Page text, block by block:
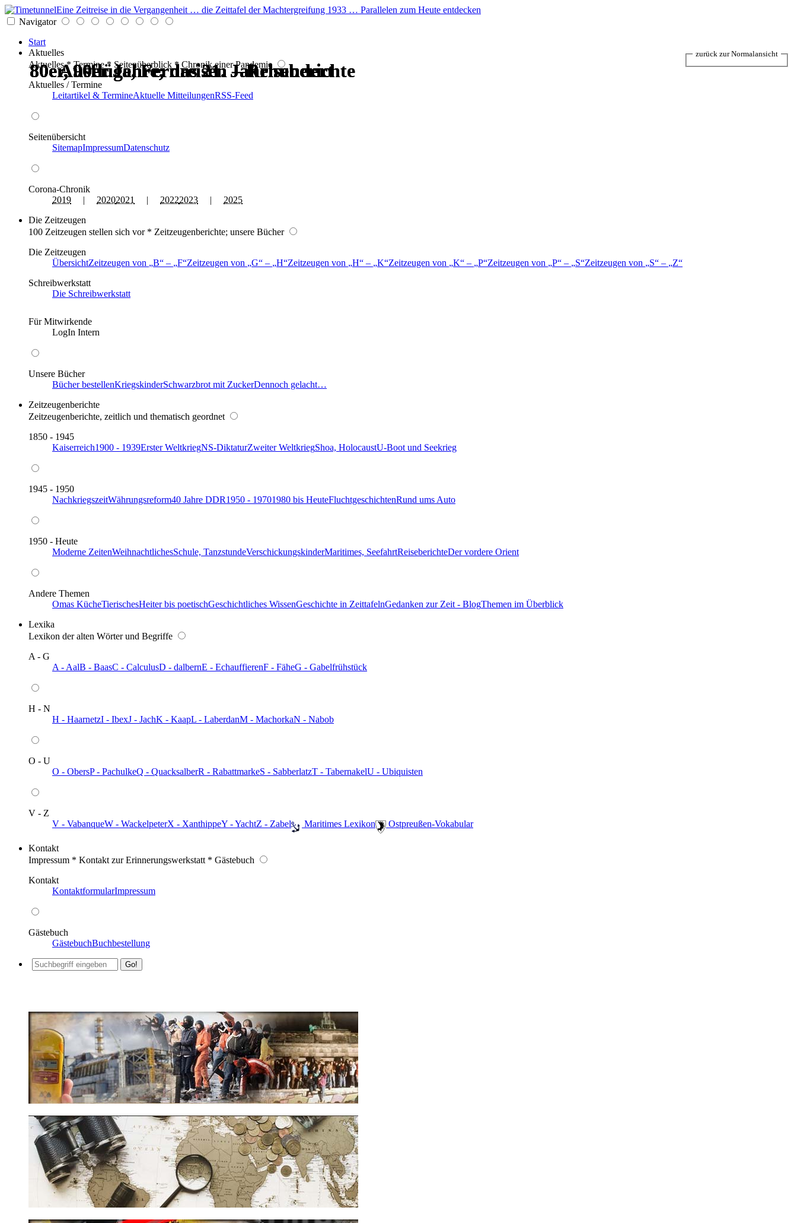
Eine Zeitreise in die Vergangenheit … die Zeittafel der Machtergreifung 1933 … Parallelen zum Heute entdecken
Navigator
Start
Aktuelles
Aktuelles * Termine * Seitenüberblick * Chronik einer Pandemie
Aktuelles / Termine
Leitartikel & TermineAktuelle MitteilungenRSS-Feed
Seitenübersicht
SitemapImpressumDatenschutz
Corona-Chronik
2019 | 20202021 | 20222023 | 2025
Die Zeitzeugen
100 Zeitzeugen stellen sich vor * Zeitzeugenberichte; unsere Bücher
Die Zeitzeugen
ÜbersichtZeitzeugen von B – F Zeitzeugen von G – H Zeitzeugen von H – K Zeitzeugen von K – P Zeitzeugen von P – S Zeitzeugen von S –
Z
Schreibwerkstatt
Die Schreibwerkstatt
Für Mitwirkende
LogIn Intern
Unsere Bücher
Bücher bestellenKriegskinderSchwarzbrot mit ZuckerDennoch gelacht…
Zeitzeugenberichte
Zeitzeugenberichte, zeitlich und thematisch geordnet
1850 - 1945
Kaiserreich1900 - 1939Erster WeltkriegNS-DiktaturZweiter WeltkriegShoa, HolocaustU-Boot und Seekrieg
1945 - 1950
NachkriegszeitWährungsreform40 Jahre DDR1950 - 19701980 bis HeuteFluchtgeschichtenRund ums Auto
1950 - Heute
Moderne ZeitenWeihnachtlichesSchule, TanzstundeVerschickungskinderMaritimes, SeefahrtReiseberichteDer vordere Orient
Andere Themen
Omas KücheTierischesHeiter bis poetischGeschichtliches WissenGeschichte in ZeittafelnGedanken zur Zeit - BlogThemen im Überblick
Lexika
Lexikon der alten Wörter und Begriffe
A - G
A - AalB - BaasC - CalculusD - dalbernE - EchauffierenF - FäheG - Gabelfrühstück
H - N
H - HaarnetzI - IbexJ - JachK - KaapL - LaberdanM - MachorkaN - Nabob
O - U
O - ObersP - PachulkeQ - QuacksalberR - RabattmarkeS - SabberlatzT - TabernakelU - Ubiquisten
V - Z
V - VabanqueW - WackelpeterX - XanthippeY - YachtZ - Zabel ️ Maritimes Lexikon ️ Ostpreußen-Vokabular
Kontakt
Impressum * Kontakt zur Erinnerungswerkstatt * Gästebuch
Kontakt
KontaktformularImpressum
Gästebuch
GästebuchBuchbestellung
80er, 90er Jahre; das 21. Jahrhundert
Ausflüge, Fernreisen – Reiseberichte
80er, 90er Jahre; das 21. Jahrhundert
80er, 90er Jahre; das 21. Jahrhundert
Ausflüge, Fernreisen – Reiseberichte
80er, 90er Jahre; das 21. Jahrhundert
zurück zur Normalansicht